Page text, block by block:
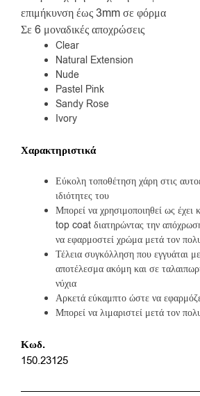
επιμήκυνση έως 3mm σε φόρμα
Σε 6 μοναδικές αποχρώσεις
Clear
Natural Extension
Nude
Pastel Pink
Sandy Rose
Ivory
Χαρακτηριστικά
Εύκολη τοποθέτηση χάρη στις
ιδιότητες του
Μπορεί να χρησιμοποιηθεί ως έχει
top coat διατηρώντας την
να εφαρμοστεί χρώμα μετά τον
Τέλεια συγκόλληση που εγγυάται
αποτέλεσμα ακόμη και σε
νύχια
Αρκετά εύκαμπτο ώστε να
Μπορεί να λιμαριστεί μετά τον
Κωδ.
150.23125